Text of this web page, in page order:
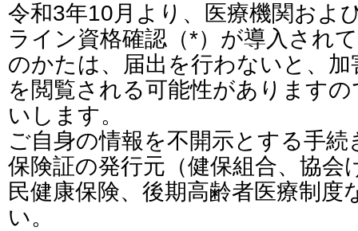
令和3年10月より、医療機関およ
ライン資格確認（*）が導入され
のかたは、届出を行わないと、
を閲覧される可能性があります
いします。
ご自身の情報を不開示とする手
保険証の発行元（健保組合、協会
民健康保険、後期高齢者医療制度
い。